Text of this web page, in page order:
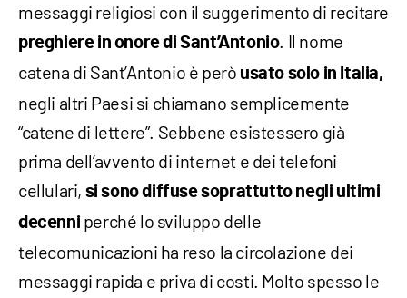
messaggi religiosi con il suggerimento di recitare
preghiere in onore di Sant’Antonio. Il nome
catena di Sant’Antonio è però usato solo in Italia,
negli altri Paesi si chiamano semplicemente
“catene di lettere”. Sebbene esistessero già
prima dell’avvento di internet e dei telefoni
cellulari, si sono diffusesoprattutto negli ultimi
decenni perché lo sviluppo delle
telecomunicazioni ha reso la circolazione dei
messaggi rapida e priva di costi. Molto spesso le